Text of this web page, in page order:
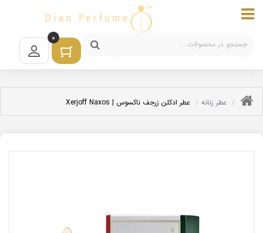
0
عطر زنانه عطر ادکلن زرجف ناکسوس | Xerjoff Naxos